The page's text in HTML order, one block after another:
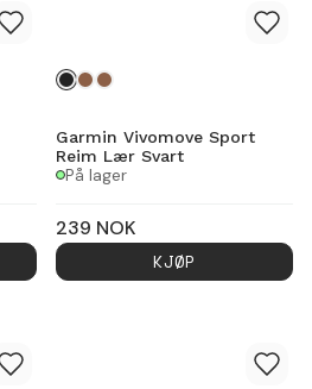
Garmin Vivomove Sport
Reim Lær Svart
På lager
239 NOK
KJØP